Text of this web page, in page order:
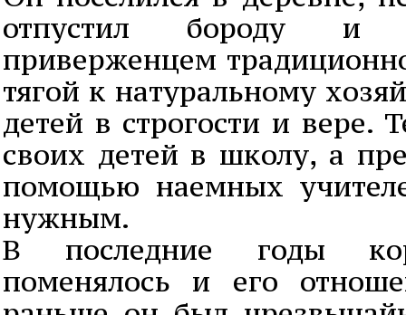
отпустил бороду и
приверженцем
тягой к натуральному
детей в строгости и вере.
своих детей в школу, а
помощью наемных
нужным.
В последние годы
поменялось и его